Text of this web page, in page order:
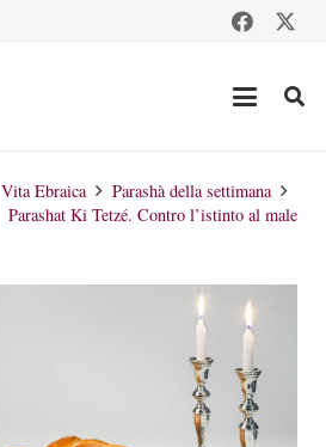
Vita Ebraica
Parashà della settimana
Parashat Ki Tetzé. Contro l’istinto al male